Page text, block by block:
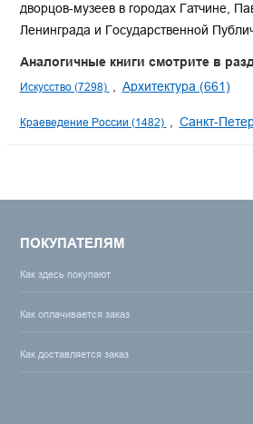
дворцов-музеев в городах Гатчине,
Ленинграда и Государственной
Аналогичные книги смотрите в
Искусство (7298) Архитектура (661)
Краеведение России (1482) Санкт-
ПОКУПАТЕЛЯМ
Как здесь покупают
Как оплачивается заказ
Как доставляется заказ